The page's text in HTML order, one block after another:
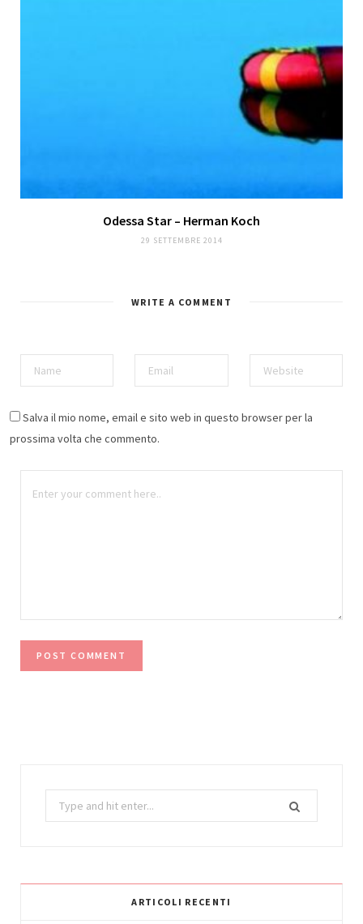
Odessa Star – Herman Koch
29 SETTEMBRE 2014
WRITE A COMMENT
Salva il mio nome, email e sito web in questo browser per la
prossima volta che commento.
Search
for:
ARTICOLI RECENTI